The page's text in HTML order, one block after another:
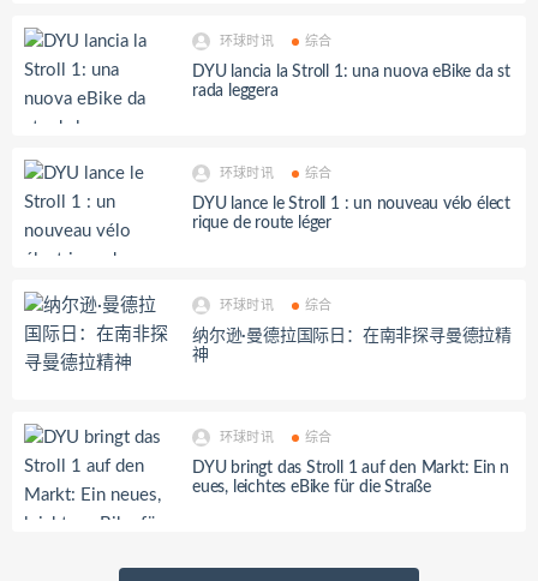
环球时讯 综合
DYU lancia la Stroll 1: una nuova eBike da st
rada leggera
环球时讯 综合
DYU lance le Stroll 1 : un nouveau vélo élect
rique de route léger
环球时讯 综合
纳尔逊·曼德拉国际日：在南非探寻曼德拉精
神
环球时讯 综合
DYU bringt das Stroll 1 auf den Markt: Ein n
eues, leichtes eBike für die Straße